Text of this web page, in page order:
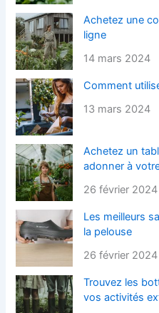
Achetez une
ligne
14 mars 2024
Comment
13 mars 2024
Achetez un
adonner à
26 février 2024
Les meilleurs
la pelouse
26 février 2024
Trouvez les
vos activités